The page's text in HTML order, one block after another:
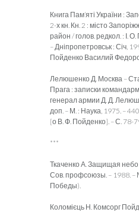
Книга Пам’яті України :
2-х кн. Кн. 2 : місто
район / голов. редкол. : І. О.
– Дніпропетровськ : Січ,
Пойденко Василий
Лелюшенко Д. Москва –
Прага : записки
генерал армии Д. Д.
доп. – М. : Наука, 1975. –
[о В. Ф. Пойденко]. – С. 78-
***
Ткаченко А. Защищая небо
Сов. профсоюзы. – 1988. –
Победы).
Коломієць Н. Комсорг